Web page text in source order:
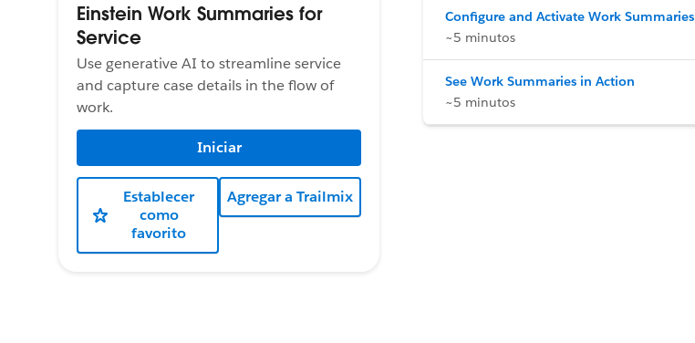
Einstein Work Summaries for
Service
Use generative AI to streamline service
and capture case details in the flow of
work.
Iniciar
Establecer
como
favorito
Agregar a Trailmix
Configure and Activate Work Summaries
~5 minutos
See Work Summaries in Action
~5 minutos